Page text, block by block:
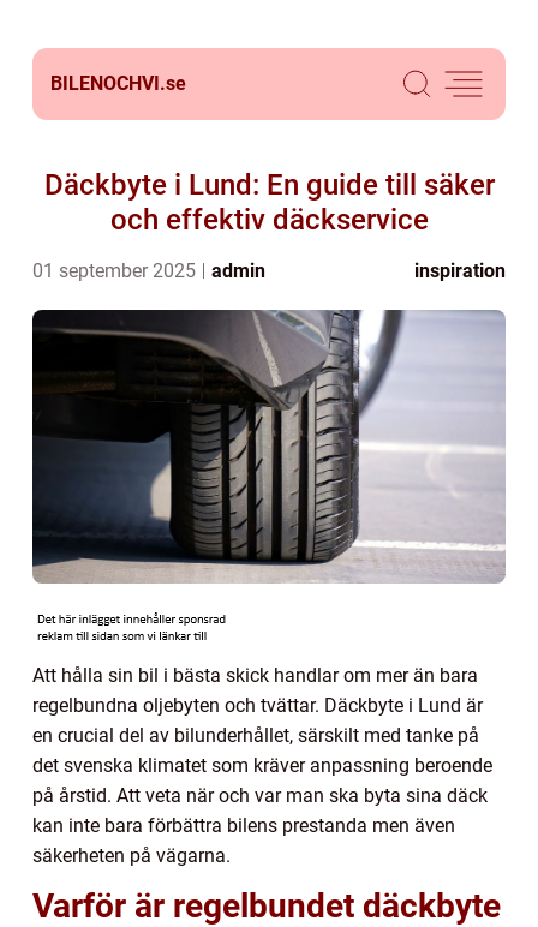
BILENOCHVI.se
Däckbyte i Lund: En guide till säker
och effektiv däckservice
01 september 2025 admin inspiration
Att hålla sin bil i bästa skick handlar om mer än bara
regelbundna oljebyten och tvättar. Däckbyte i Lund är
en crucial del av bilunderhållet, särskilt med tanke på
det svenska klimatet som kräver anpassning beroende
på årstid. Att veta när och var man ska byta sina däck
kan inte bara förbättra bilens prestanda men även
säkerheten på vägarna.
Varför är regelbundet däckbyte